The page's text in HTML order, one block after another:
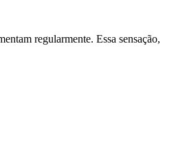
regularmente. Essa sensação,